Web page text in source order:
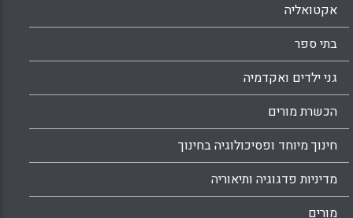
אקטואליה
בתי ספר
גני ילדים ואקדמיה
הכשרת מורים
חינוך מיוחד ופסיכולוגיה בחינוך
מדיניות פדגוגיה ותיאוריה
מורים